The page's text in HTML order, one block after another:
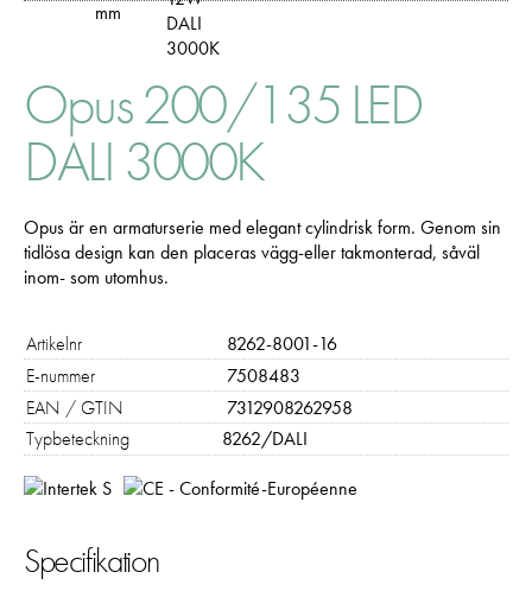
Opus 200/135 LED
DALI 3000K
Opus är en armaturserie med elegant cylindrisk form. Genom sin
tidlösa design kan den placeras vägg-eller takmonterad, såväl
inom- som utomhus.
Artikelnr
8262-8001-16
E-nummer
7508483
EAN / GTIN
7312908262958
Typbeteckning
8262/DALI
Specifikation
denna kaka kommer ihåg ditt val av
Statistik
För att vi ska
kunna
hemsidans
funktionalitet
och
hur hemsidan
används:
"Google
Analytics",
"_ga" och
Upplevelse
För att vår